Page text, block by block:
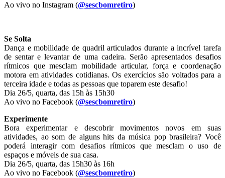
Ao vivo no Instagram (@sescbomretiro)
Se Solta
Dança e mobilidade de quadril articulados durante a incrível tarefa
de sentar e levantar de uma cadeira. Serão apresentados desafios
rítmicos que mesclam mobilidade articular, força e coordenação
motora em atividades cotidianas. Os exercícios são voltados para a
terceira idade e todas as pessoas que toparem este desafio!
Dia 26/5, quarta, das 15h às 15h30
Ao vivo no Facebook (@sescbomretiro)
Experimente
Bora experimentar e descobrir movimentos novos em suas
atividades, ao som de alguns hits da música pop brasileira? Você
poderá interagir com desafios rítmicos que mesclam o uso de
espaços e móveis de sua casa.
Dia 26/5, quarta, das 15h30 às 16h
Ao vivo no Facebook (@sescbomretiro)